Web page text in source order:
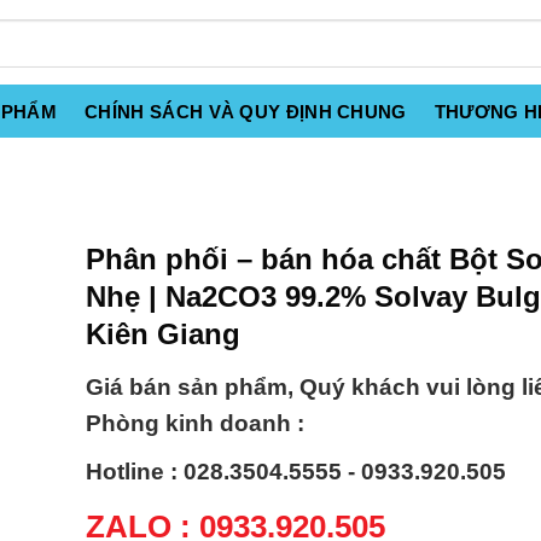
CHÍNH SÁCH VÀ QUY ĐỊNH CHUNG THƯƠNG
Phân phối – bán hóa chất Bột
Nhẹ | Na2CO3 99.2% Solvay
Kiên Giang
Giá bán sản phẩm, Quý khách vui lòng
Phòng kinh doanh :
Hotline : 028.3504.5555 - 0933.920.505
ZALO : 0933.920.505